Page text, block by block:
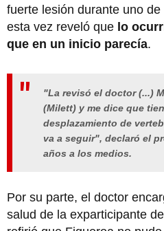
fuerte lesión durante uno
esta vez reveló que lo
que en un inicio parecía.
"La revisó el doctor (...)
(Milett) y me dice que
desplazamiento de
va a seguir", declaró el
años a los medios.
Por su parte, el doctor
salud de la exparticipante de